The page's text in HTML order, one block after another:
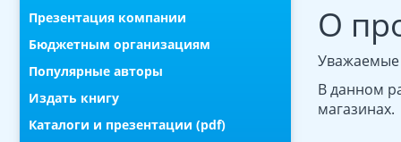
Презентация компании
Бюджетным организациям
Популярные авторы
Издать книгу
Каталоги и презентации (pdf)
О
Уважаемые
В данном
магазинах.